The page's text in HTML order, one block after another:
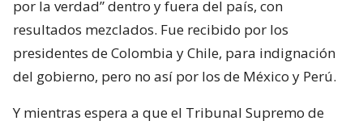
por la verdad” dentro y fuera del país, con
resultados mezclados. Fue recibido por los
presidentes de Colombia y Chile, para indignación
del gobierno, pero no así por los de México y Perú.
Y mientras espera a que el Tribunal Supremo de